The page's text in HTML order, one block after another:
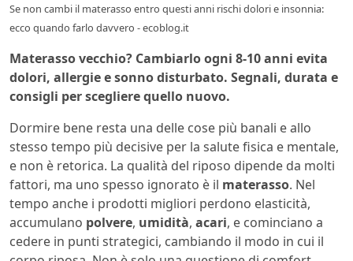
Se non cambi il materasso entro questi anni rischi dolori e insonnia:
ecco quando farlo davvero - ecoblog.it
Materasso vecchio? Cambiarlo ogni 8-10 anni evita
dolori, allergie e sonno disturbato. Segnali, durata e
consigli per scegliere quello nuovo.
Dormire bene resta una delle cose più banali e allo
stesso tempo più decisive per la salute fisica e mentale,
e non è retorica. La qualità del riposo dipende da molti
fattori, ma uno spesso ignorato è il materasso. Nel
tempo anche i prodotti migliori perdono elasticità,
accumulano polvere, umidità, acari, e cominciano a
cedere in punti strategici, cambiando il modo in cui il